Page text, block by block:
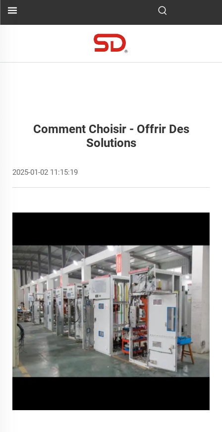
Comment Choisir - Offrir Des
Solutions
2025-01-02 11:15:19